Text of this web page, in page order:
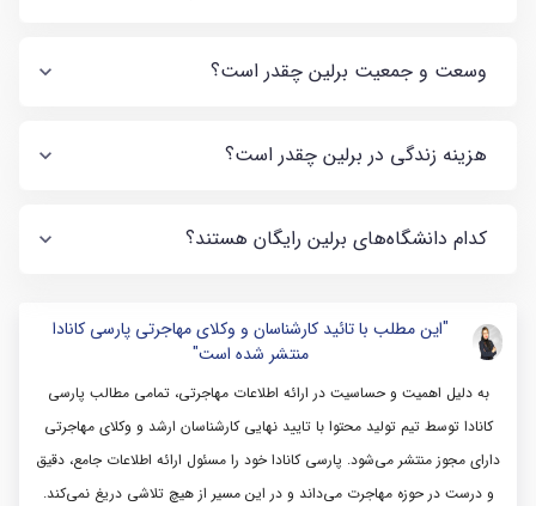
وسعت و جمعیت برلین چقدر است؟
هزینه زندگی در برلین چقدر است؟
کدام دانشگاه‌های برلین رایگان هستند؟
"این مطلب با تائید کارشناسان و وکلای مهاجرتی پارسی کانادا
منتشر شده است"
به دلیل اهمیت و حساسیت در ارائه اطلاعات مهاجرتی، تمامی مطالب پارسی
کانادا توسط تیم تولید محتوا با تایید نهایی کارشناسان ارشد و وکلای مهاجرتی
دارای مجوز منتشر می‌شود. پارسی کانادا خود را مسئول ارائه اطلاعات جامع، دقیق
و درست در حوزه مهاجرت می‌داند و در این مسیر از هیچ تلاشی دریغ نمی‌کند.